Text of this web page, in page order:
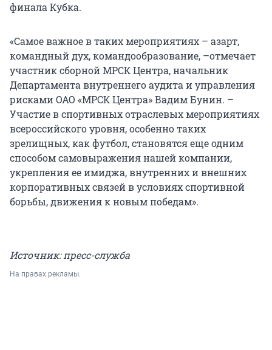
финала Кубка.
«Самое важное в таких мероприятиях – азарт,
командный дух, командообразование, –отмечает
участник сборной МРСК Центра, начальник
Департамента внутреннего аудита и управления
рисками ОАО «МРСК Центра» Вадим Бунин. –
Участие в спортивных отраслевых мероприятиях
всероссийского уровня, особенно таких
зрелищных, как футбол, становятся еще одним
способом самовыражения нашей компании,
укрепления ее имиджа, внутренних и внешних
корпоративных связей в условиях спортивной
борьбы, движения к новым победам».
Источник: пресс-служба
На правах рекламы.